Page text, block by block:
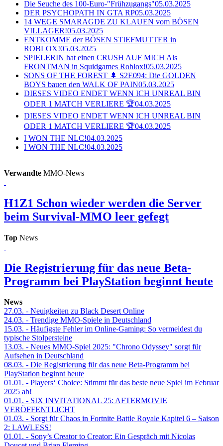
Die Seuche des 100-Euro-"Frühzugangs"05.03.2025
DER PSYCHOPATH IN GTA RP05.03.2025
14 WEGE SMARAGDE ZU KLAUEN vom BÖSEN
VILLAGER!05.03.2025
ENTKOMME der BÖSEN STIEFMUTTER in
ROBLOX!05.03.2025
SPIELERIN hat einen CRUSH AUF MICH Als
FRONTMAN in Squidgames Roblox!05.03.2025
SONS OF THE FOREST 🌲 S2E094: Die GOLDEN
BOYS bauen den WALK OF PAIN05.03.2025
DIESES VIDEO ENDET WENN ICH UNREAL BIN
ODER 1 MATCH VERLIERE 🏆04.03.2025
DIESES VIDEO ENDET WENN ICH UNREAL BIN
ODER 1 MATCH VERLIERE 🏆04.03.2025
I WON THE NLC!04.03.2025
I WON THE NLC!04.03.2025
Verwandte MMO-News
H1Z1 Schon wieder werden die Server
beim Survival-MMO leer gefegt
Top News
Die Registrierung für das neue Beta-
Programm bei PlayStation beginnt heute
News
27.03. - Neuigkeiten zu Black Desert Online
24.03. - Trendige MMO-Spiele in Deutschland
15.03. - Häufigste Fehler im Online-Gaming: So vermeidest du
typische Stolpersteine
13.03. - Neues MMO-Spiel 2025: "Chrono Odyssey" sorgt für
Aufsehen in Deutschland
08.03. - Die Registrierung für das neue Beta-Programm bei
PlayStation beginnt heute
01.01. - Players‘ Choice: Stimmt für das beste neue Spiel im Februar
2025 ab!
01.01. - SIX INVITATIONAL 25: AFTERMOVIE
VERÖFFENTLICHT
01.03. - Sorgt für Chaos in Fortnite Battle Royale Kapitel 6 – Saison
2: LAWLESS!
01.01. - Sony’s Creator to Creator: Ein Gespräch mit Nicolas